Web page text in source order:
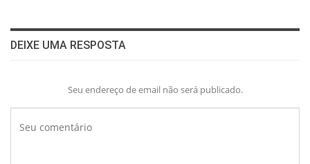
DEIXE UMA RESPOSTA
Seu endereço de email não será publicado.